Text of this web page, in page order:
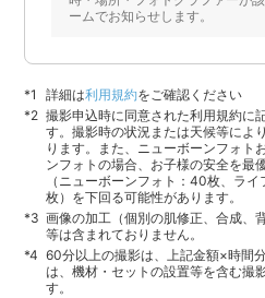
ームでお知らせします。
詳細は利用規約をご確認ください
撮影申込時に同意された利用規約に
す。撮影時の状況または天候等によ
ります。また、ニューボーンフォト
ンフォトの場合、お子様の安全を最
（ニューボーンフォト：40枚、ラ
枚）を下回る可能性があります。
画像の加工（個別の肌修正、合成、
等は含まれておりません。
60分以上の撮影は、上記金額×時間
は、機材・セットの設置等を含む撮
す。